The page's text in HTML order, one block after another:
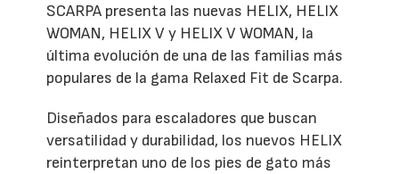
SCARPA presenta las nuevas HELIX, HELIX
WOMAN, HELIX V y HELIX V WOMAN, la
última evolución de una de las familias más
populares de la gama Relaxed Fit de Scarpa.
Diseñados para escaladores que buscan
versatilidad y durabilidad, los nuevos HELIX
reinterpretan uno de los pies de gato más